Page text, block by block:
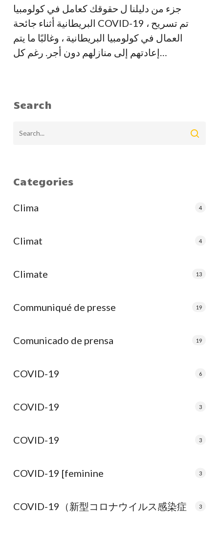
جزء من دليلنا ل حقوقك كعامل في كولومبيا
البريطانية أثناء جائحة COVID-19 ، تم تسريح
العمال في كولومبيا البريطانية ، وغالبًا ما يتم
إعادتهم إلى منازلهم دون أجر. رغم كل…
Search
Categories
Clima 4
Climat 4
Climate 13
Communiqué de presse 19
Comunicado de prensa 19
COVID-19 6
COVID-19 3
COVID-19 3
COVID-19 [feminine 3
COVID-19（新型コロナウイルス感染症 3